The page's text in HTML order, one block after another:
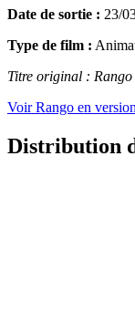
Date de sortie : 23/
Type de film :
Titre original : Rango
Voir Rango en
Distribution